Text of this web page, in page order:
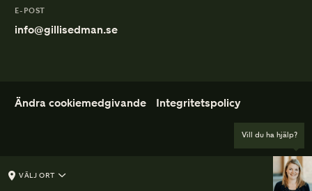
VÄLJ ORT
Vill du ha hjälp?
E-POST
info@gillisedman.se
Ändra cookiemedgivande Integritetspolicy